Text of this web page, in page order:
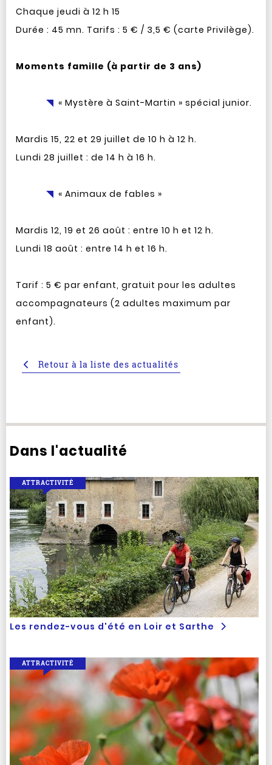
Chaque jeudi à 12 h 15
Durée : 45 mn. Tarifs : 5 € / 3,5 € (carte Privilège).
Moments famille (à partir de 3 ans)
« Mystère à Saint-Martin » spécial junior.
Mardis 15, 22 et 29 juillet de 10 h à 12 h.
Lundi 28 juillet : de 14 h à 16 h.
« Animaux de fables »
Mardis 12, 19 et 26 août : entre 10 h et 12 h.
Lundi 18 août : entre 14 h et 16 h.
Tarif : 5 € par enfant, gratuit pour les adultes
accompagnateurs (2 adultes maximum par
enfant).
Retour à la liste des actualités
Dans l'actualité
Les rendez-vous d'été en Loir et Sarthe
ATTRACTIVITÉ
ATTRACTIVITÉ